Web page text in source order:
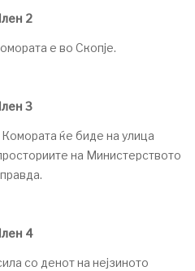
2
е во Скопје.
3
ќе биде на улица
на Министерството
4
со денот на нејзиното